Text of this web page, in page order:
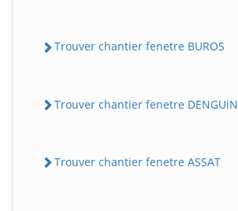
Trouver chantier fenetre BUROS
Trouver chantier fenetre DENGUiN
Trouver chantier fenetre ASSAT